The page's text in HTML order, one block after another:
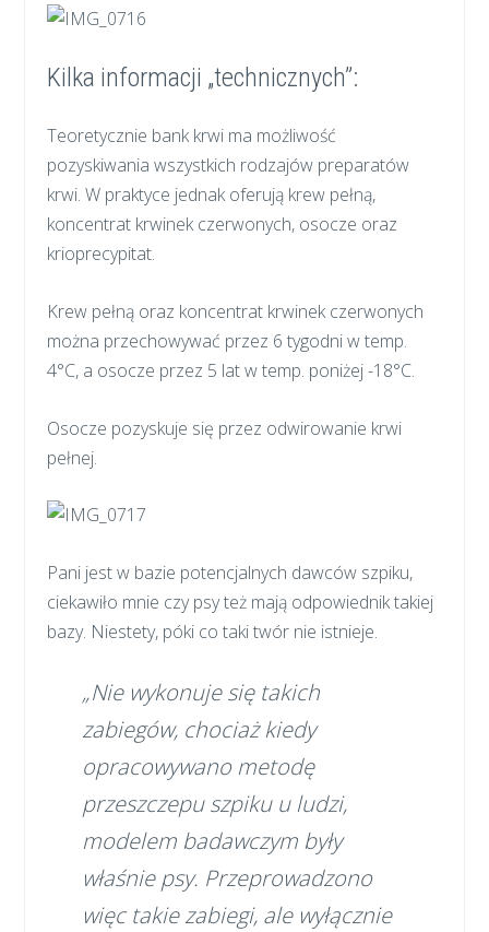
Kilka informacji „technicznych”:
Teoretycznie bank krwi ma możliwość
pozyskiwania wszystkich rodzajów preparatów
krwi. W praktyce jednak oferują krew pełną,
koncentrat krwinek czerwonych, osocze oraz
krioprecypitat.
Krew pełną oraz koncentrat krwinek czerwonych
można przechowywać przez 6 tygodni w temp.
4°C, a osocze przez 5 lat w temp. poniżej -18°C.
Osocze pozyskuje się przez odwirowanie krwi
pełnej.
Pani jest w bazie potencjalnych dawców szpiku,
ciekawiło mnie czy psy też mają odpowiednik takiej
bazy. Niestety, póki co taki twór nie istnieje.
„Nie wykonuje się takich
zabiegów, chociaż kiedy
opracowywano metodę
przeszczepu szpiku u ludzi,
modelem badawczym były
właśnie psy. Przeprowadzono
więc takie zabiegi, ale wyłącznie